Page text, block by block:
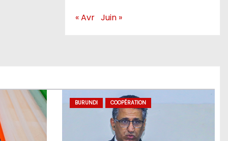
« Avr Juin »
BURUNDI COOPÉRATION